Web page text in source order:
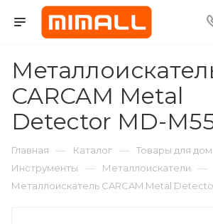
CARCAM Metal
Detector MD-
Главная — Каталог — Товары для
Инструменты — Металлоискатели —
Металлоискатель CARCAM Metal